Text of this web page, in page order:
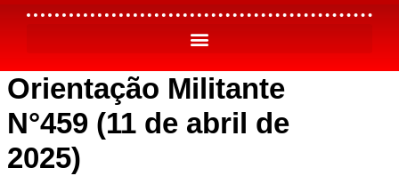
Orientação Militante
N°459 (11 de abril de
2025)